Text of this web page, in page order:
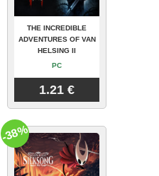
THE INCREDIBLE
ADVENTURES OF VAN
HELSING II
PC
1.21 €
-38%